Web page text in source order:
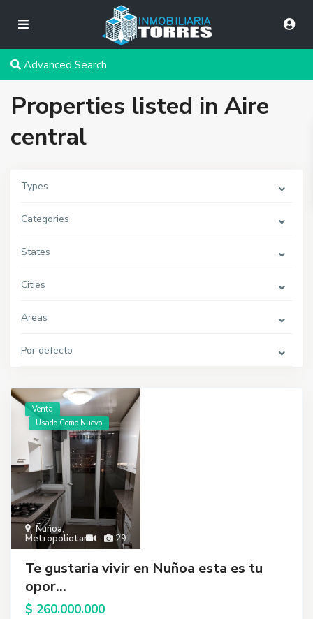
Advanced Search
Properties listed in Aire
central
Types
Categories
States
Cities
Areas
Por defecto
29
Ñuñoa,
Metropoliotana
Venta
Usado Como Nuevo
Te gustaria vivir en Nuñoa esta es tu
opor...
$ 260.000.000